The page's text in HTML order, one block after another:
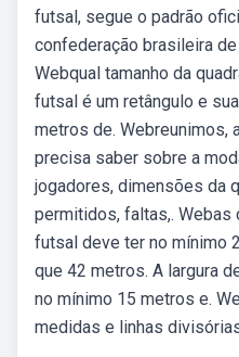
futsal, segue o padrão
confederação brasileira
Webqual tamanho da
futsal é um retângulo e
metros de. Webreunimos,
precisa saber sobre a
jogadores, dimensões da
permitidos, faltas,. Webas
futsal deve ter no mínimo
que 42 metros. A largura
no mínimo 15 metros e.
medidas e linhas